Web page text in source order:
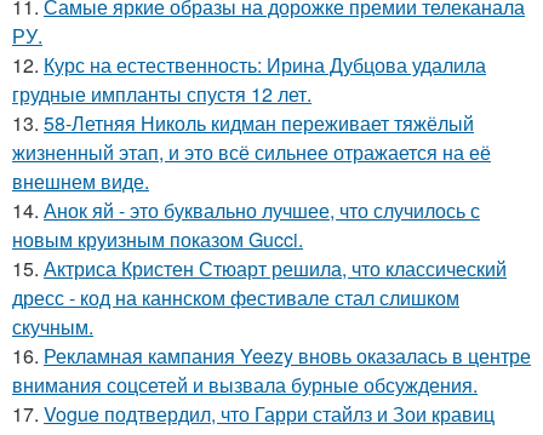
11. Самые яркие образы на дорожке премии телеканала
РУ.
12. Курс на естественность: Ирина Дубцова удалила
грудные импланты спустя 12 лет.
13. 58-Летняя Николь кидман переживает тяжёлый
жизненный этап, и это всё сильнее отражается на её
внешнем виде.
14. Анок яй - это буквально лучшее, что случилось с
новым круизным показом Gucci.
15. Актриса Кристен Стюарт решила, что классический
дресс - код на каннском фестивале стал слишком
скучным.
16. Рекламная кампания Yeezy вновь оказалась в центре
внимания соцсетей и вызвала бурные обсуждения.
17. Vogue подтвердил, что Гарри стайлз и Зои кравиц